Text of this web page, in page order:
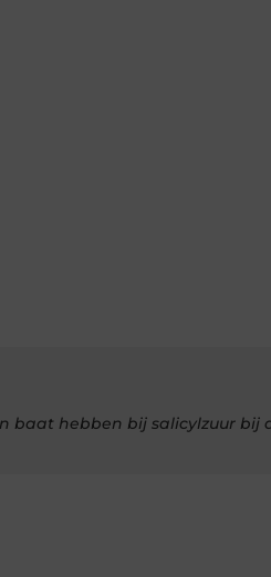
baat hebben bij salicylzuur bij